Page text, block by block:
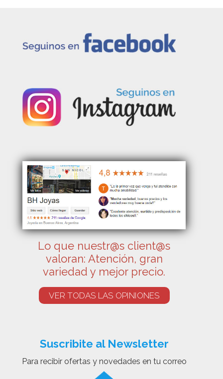
Lo que nuestr@s client@s
valoran: Atención, gran
variedad y mejor precio.
VER TODAS LAS OPINIONES
Suscribite al Newsletter
Para recibir ofertas y novedades en tu correo